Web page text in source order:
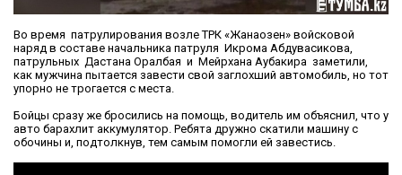
Во время патрулирования возле ТРК «Жанаозен» войсковой
наряд в составе начальника патруля Икрома Абдувасикова,
патрульных Дастана Оралбая и Мейрхана Аубакира заметили,
как мужчина пытается завести свой заглохший автомобиль, но тот
упорно не трогается с места.
Бойцы сразу же бросились на помощь, водитель им объяснил, что у
авто барахлит аккумулятор. Ребята дружно скатили машину с
обочины и, подтолкнув, тем самым помогли ей завестись.